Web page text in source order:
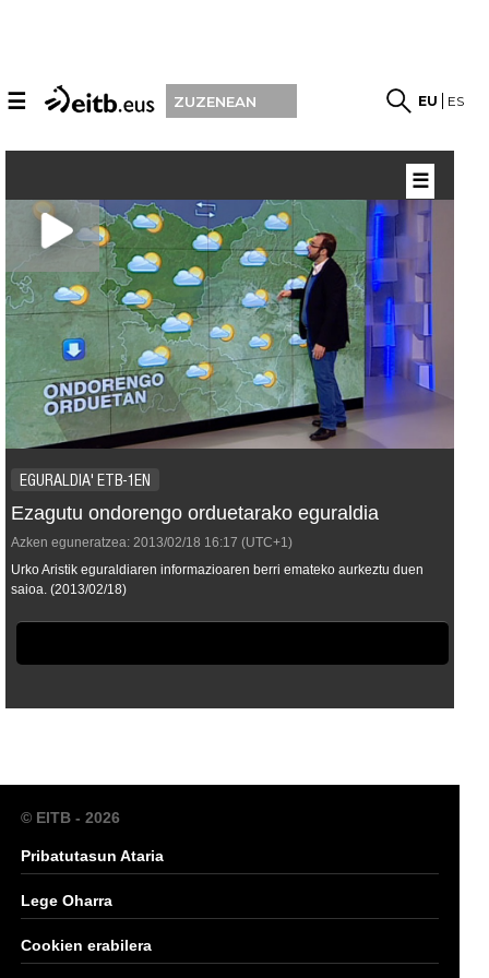
☰ ZUZENEAN EU ES
EGURALDIA' ETB-1EN
Ezagutu ondorengo orduetarako eguraldia
Azken eguneratzea: 2013/02/18 16:17 (UTC+1)
Urko Aristik eguraldiaren informazioaren berri emateko aurkeztu duen
saioa. (2013/02/18)
☰
© EITB - 2026
Pribatutasun Ataria
Lege Oharra
Cookien erabilera